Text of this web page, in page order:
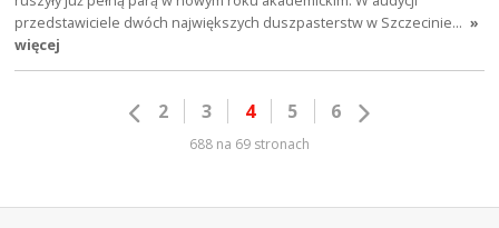
przedstawiciele dwóch największych duszpasterstw w Szczecinie… »
więcej
2 3 4 5 6
688 na 69 stronach